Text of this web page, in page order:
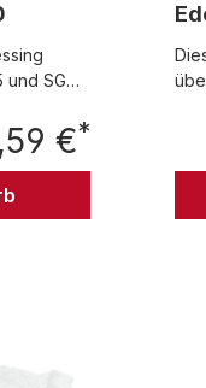
und SGV
Regulärer
€*